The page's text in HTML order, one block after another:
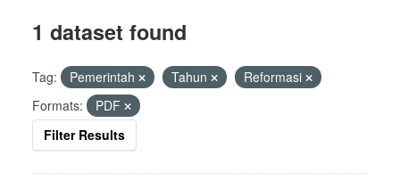
1 dataset found
Tag: Pemerintah Tahun
Reformasi
Formats:
PDF
Filter Results